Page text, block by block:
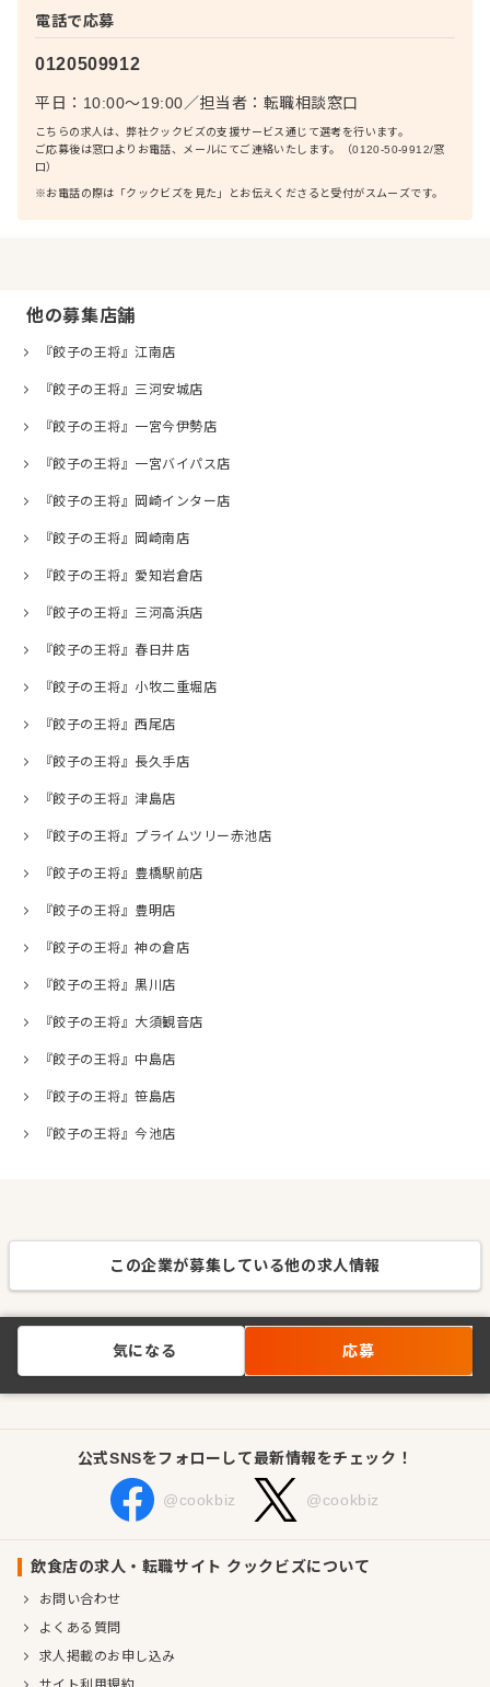
電話で応募
0120509912
平日：10:00〜19:00／担当者： 転職相談窓口
こちらの求人は、弊社クックビズの支援サービス通じて選考を行います。
ご応募後は窓口よりお電話、メールにてご連絡いたします。（0120-50-9912/窓
口）
※お電話の際は「クックビズを見た」とお伝えくださると受付がスムーズです。
他の募集店舗
『餃子の王将』江南店
『餃子の王将』三河安城店
『餃子の王将』一宮今伊勢店
『餃子の王将』一宮バイパス店
『餃子の王将』岡崎インター店
『餃子の王将』岡崎南店
『餃子の王将』愛知岩倉店
『餃子の王将』三河高浜店
『餃子の王将』春日井店
『餃子の王将』小牧二重堀店
『餃子の王将』西尾店
『餃子の王将』長久手店
『餃子の王将』津島店
『餃子の王将』プライムツリー赤池店
『餃子の王将』豊橋駅前店
『餃子の王将』豊明店
『餃子の王将』神の倉店
『餃子の王将』黒川店
『餃子の王将』大須観音店
『餃子の王将』中島店
『餃子の王将』笹島店
『餃子の王将』今池店
この企業が募集している他の求人情報
気になる 応募
公式SNSをフォローして最新情報をチェック！
@cookbiz @cookbiz
飲食店の求人・転職サイト クックビズについて
お問い合わせ
よくある質問
求人掲載のお申し込み